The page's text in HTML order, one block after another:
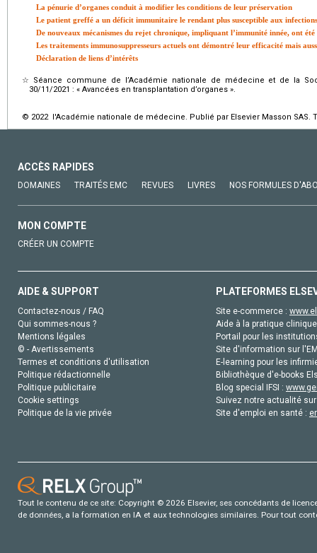
La pénurie d’organes conduit à modifier les conditions de leur préservation
Le patient greffé a un déficit immunitaire le rendant plus susceptible aux
De nouveaux mécanismes du rejet chronique, impliquant l’immunité innée, ont été
Les traitements immunosuppresseurs actuels ont démontré leur efficacité mais
Déclaration de liens d’intérêts
☆
Séance commune de l’Académie nationale de médecine et de la
30/11/2021 : « Avancées en transplantation d’organes ».
© 2022 l'Académie nationale de médecine. Publié par Elsevier Masson SAS.
ACCÈS RAPIDES
DOMAINES TRAITÉS EMC REVUES LIVRES NOS FORMULES
MON COMPTE
CRÉER UN COMPTE
AIDE & SUPPORT
Contactez-nous / FAQ
Qui sommes-nous ?
Mentions légales
© - Avertissements
Termes et conditions d'utilisation
Politique rédactionnelle
Politique publicitaire
Cookie settings
Politique de la vie privée
PLATEFORMES
Site e-commerce :
Aide à la pratique
Portail pour les
Site d'information sur
E-learning pour les
Bibliothèque d'e-books
Blog special IFSI :
Suivez notre actualité
Site d'emploi en santé :
Tout le contenu de ce site: Copyright © 2026 Elsevier, ses concédants de
de données, a la formation en IA et aux technologies similaires. Pour tout